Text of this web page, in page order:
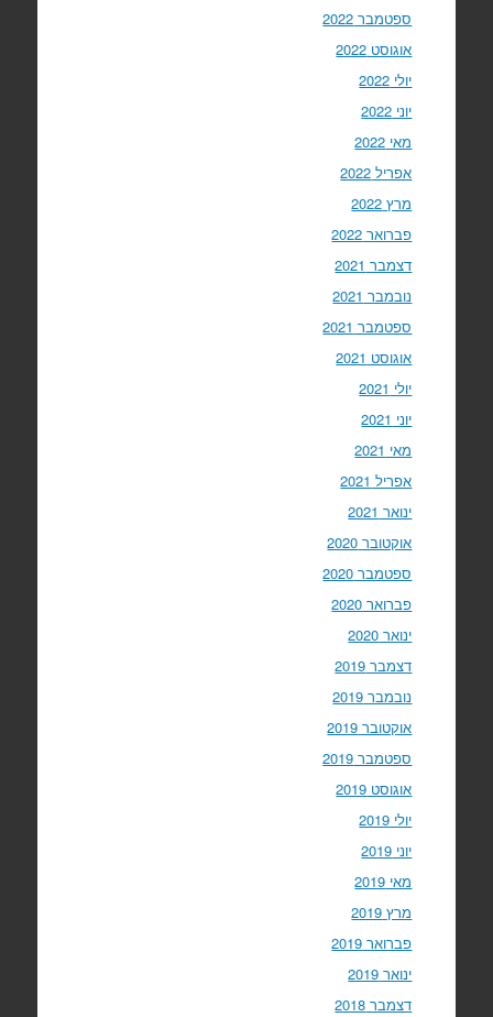
ספטמבר 2022
אוגוסט 2022
יולי 2022
יוני 2022
מאי 2022
אפריל 2022
מרץ 2022
פברואר 2022
דצמבר 2021
נובמבר 2021
ספטמבר 2021
אוגוסט 2021
יולי 2021
יוני 2021
מאי 2021
אפריל 2021
ינואר 2021
אוקטובר 2020
ספטמבר 2020
פברואר 2020
ינואר 2020
דצמבר 2019
נובמבר 2019
אוקטובר 2019
ספטמבר 2019
אוגוסט 2019
יולי 2019
יוני 2019
מאי 2019
מרץ 2019
פברואר 2019
ינואר 2019
דצמבר 2018